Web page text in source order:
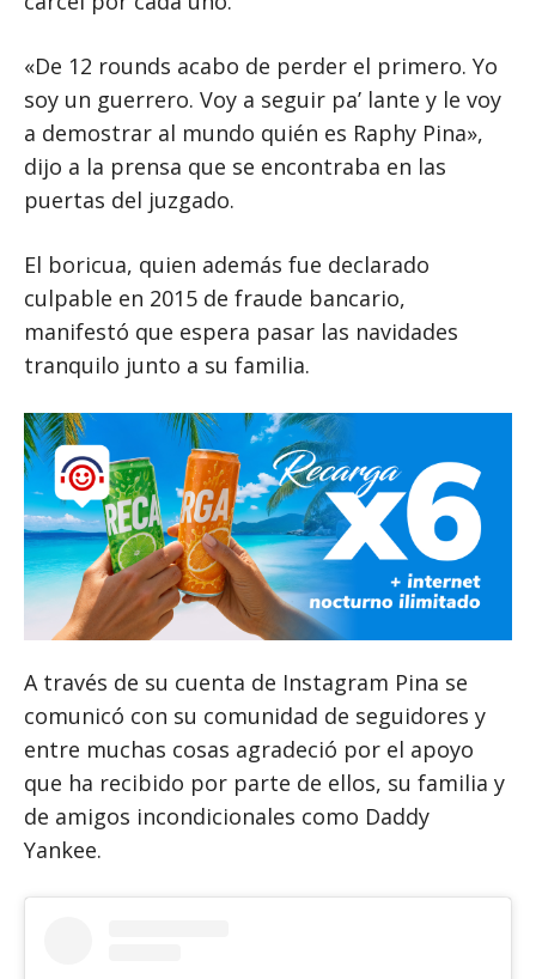
«De 12 rounds acabo de perder el primero. Yo
soy un guerrero. Voy a seguir pa’ lante y le voy
a demostrar al mundo quién es Raphy Pina»,
dijo a la prensa que se encontraba en las
puertas del juzgado.
El boricua, quien además fue declarado
culpable en 2015 de fraude bancario,
manifestó que espera pasar las navidades
tranquilo junto a su familia.
A través de su cuenta de Instagram Pina se
comunicó con su comunidad de seguidores y
entre muchas cosas agradeció por el apoyo
que ha recibido por parte de ellos, su familia y
de amigos incondicionales como Daddy
Yankee.